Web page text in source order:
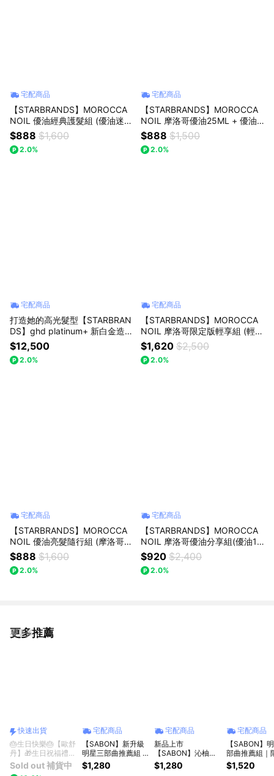
宅配商品
【STARBRANDS】MOROCCA
NOIL 優油經典護髮組 (優油迷你
板梳+摩洛哥優油 / 輕優油 25M
L) 兩款可選 ★附STARBRANDS
紙袋
$888 $1,600
2.0%
宅配商品
【STARBRANDS】MOROCCA
NOIL 摩洛哥優油25ML + 優油
摩鏡 ★附STARBRANDS紙袋
$888 $1,500
2.0%
宅配商品
打造她的高光髮型【STARBRAN
DS】ghd platinum+ 新白金造型
夾(白)
$12,500
2.0%
宅配商品
【STARBRANDS】MOROCCA
NOIL 摩洛哥限定版輕享組 (輕優
油25ML + 紫色優油25ML + 優
油摩鏡) ★附MOROCCANOIL品
牌紙袋
$1,620 $2,500
2.0%
宅配商品
【STARBRANDS】MOROCCA
NOIL 優油亮髮隨行組 (摩洛哥優
油25ML+迷你板梳) ★附STARB
RANDS紙袋
$888 $1,600
2.0%
宅配商品
【STARBRANDS】MOROCCA
NOIL 摩洛哥優油分享組(優油10
MLx3+輕優油10MLx3) ★附MO
ROCCANOIL品牌紙袋
$920 $2,400
2.0%
更多推薦
看更多
快速出貨
🎂生日快樂🎂【歐舒
丹】🎁生日祝福禮🎁
(護手霜+沐浴油+枕
巾噴霧+禮盒)
Sold out 補貨中
宅配商品
【SABON】新升級
明星三部曲推薦組 -
綠玫瑰 | 生日禮物 |
情人節禮物
$1,280
宅配商品
新品上市
【SABON】沁柚莫
西多明星三部曲推薦
組 | 限量系列
$1,280
宅配商品
【SABON】
部曲推薦組｜
型金湯匙珍藏
物獨家 x 哈根
$1,520